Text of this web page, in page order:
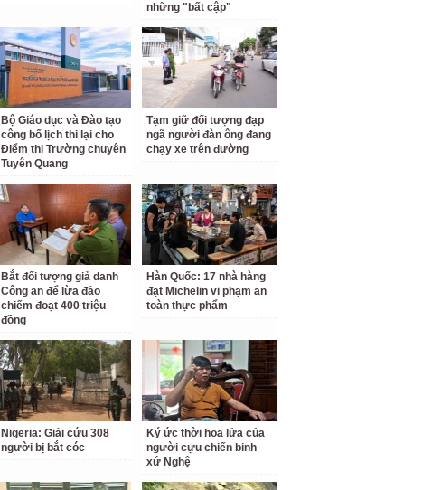
những "bất cập"
Bộ Giáo dục và Đào tạo
công bố lịch thi lại cho
Điểm thi Trường chuyên
Tuyên Quang
Tạm giữ đối tượng đạp
ngã người đàn ông đang
chạy xe trên đường
Bắt đối tượng giả danh
Công an để lừa đảo
chiếm đoạt 400 triệu
đồng
Hàn Quốc: 17 nhà hàng
đạt Michelin vi phạm an
toàn thực phẩm
Nigeria: Giải cứu 308
người bị bắt cóc
Ký ức thời hoa lửa của
người cựu chiến binh
xứ Nghệ